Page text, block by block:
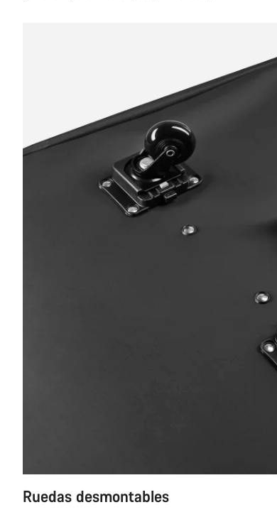
Ruedas desmontables